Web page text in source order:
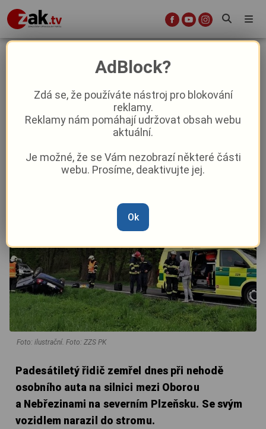
Řidič (50) na Plzeňsku narazil s
autem do stromu. Nehodu nepřežil!
22. 3. 2024|19:17
Foto: ilustrační. Foto: ZZS PK
Padesátiletý řidič zemřel dnes při nehodě
osobního auta na silnici mezi Oborou
a Nebřezinami na severním Plzeňsku. Se svým
vozidlem narazil do stromu.
AdBlock?
Zdá se, že používáte nástroj pro blokování
reklamy.
Reklamy nám pomáhají udržovat obsah webu
aktuální.
Je možné, že se Vám nezobrazí některé části
webu. Prosíme, deaktivujte jej.
Ok